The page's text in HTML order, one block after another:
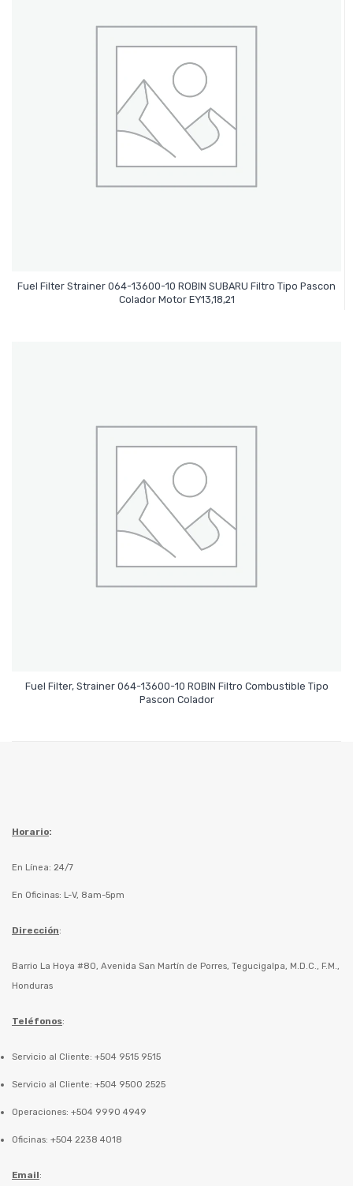
Fuel Filter Strainer 064-13600-10 ROBIN SUBARU Filtro Tipo Pascon
Colador Motor EY13,18,21
Leer Más
Fuel Filter, Strainer 064-13600-10 ROBIN Filtro Combustible Tipo
Pascon Colador
Leer Más
Horario:
En Línea: 24/7
En Oficinas: L-V, 8am-5pm
Dirección:
Barrio La Hoya #80, Avenida San Martín de Porres, Tegucigalpa, M.D.C., F.M.,
Honduras
Teléfonos:
Servicio al Cliente: +504 9515 9515
Servicio al Cliente: +504 9500 2525
Operaciones: +504 9990 4949
Oficinas: +504 2238 4018
Email: